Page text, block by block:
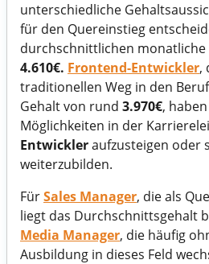
unterschiedliche
für den Quereinstieg
durchschnittlichen
4.610€. Frontend-Entwickler,
traditionellen Weg in den
Gehalt von rund 3.970€,
Möglichkeiten in der
Entwickleraufzusteigen oder
weiterzubilden.
FürSales Manager, die als
liegt das Durchschnittsgehalt
Media Manager, die häufig
Ausbildung in dieses Feld